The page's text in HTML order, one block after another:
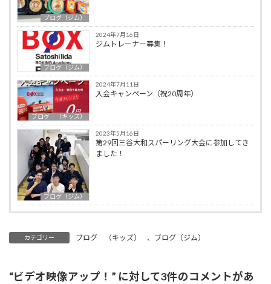
ブログ（ジム）
ブログ（ジム）
2024年7月16日
ジムトレーナー募集！
ブログ （キッズ）
2024年7月11日
入会キャンペーン（祝20周年）
ブログ（ジム）
2023年5月16日
第29回三谷大和スパーリング大会に参加してき
ました！
カテゴリー ブログ （キッズ） 、 ブログ（ジム）
“ビデオ映像アップ！ ” に対して3件のコメントがあ